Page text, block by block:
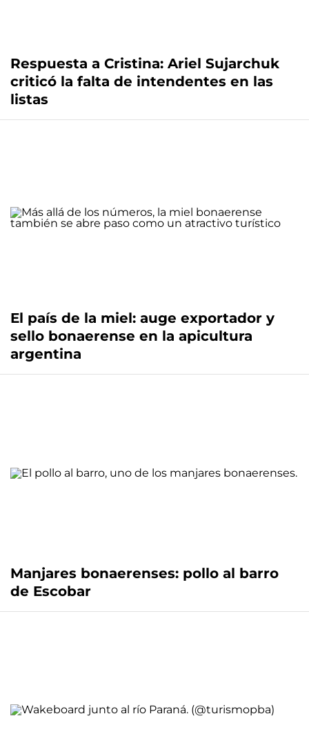
Respuesta a Cristina: Ariel Sujarchuk
criticó la falta de intendentes en las
listas
El país de la miel: auge exportador y
sello bonaerense en la apicultura
argentina
Manjares bonaerenses: pollo al barro
de Escobar